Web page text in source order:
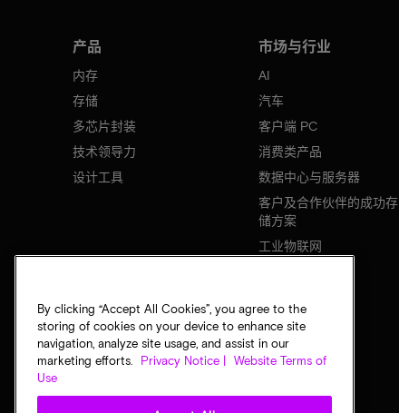
产品
内存
存储
多芯片封装
技术领导力
设计工具
市场与行业
AI
汽车
客户端 PC
消费类产品
数据中心与服务器
客户及合作伙伴的成功存
储方案
工业物联网
By clicking “Accept All Cookies”, you agree to the
storing of cookies on your device to enhance site
navigation, analyze site usage, and assist in our
marketing efforts.
Privacy Notice |
Website Terms of
Use